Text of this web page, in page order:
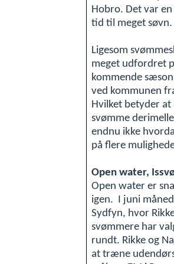
Hobro. Det var
tid til meget søvn.
Ligesom
meget udfordret
kommende
ved kommunen
Hvilket betyder
svømme
endnu ikke
på flere
Open water,
Open water er
igen. I juni
Sydfyn, hvor
svømmere har
rundt. Rikke og
at træne